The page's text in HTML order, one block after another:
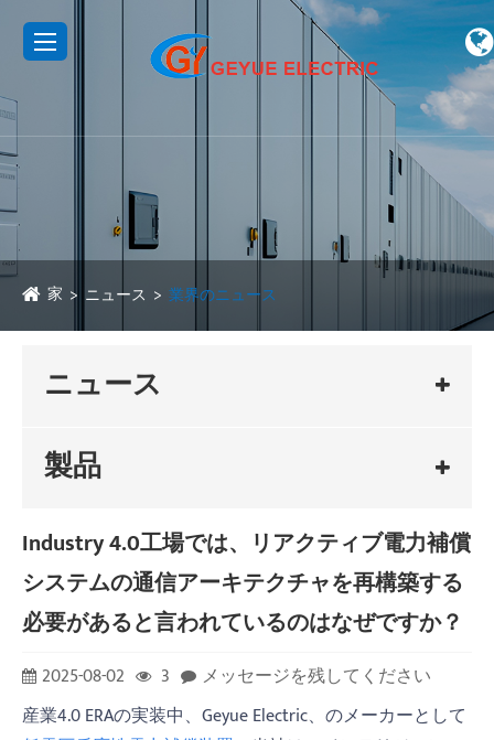
家 ニュース 業界のニュース
ニュース
製品
Industry 4.0工場では、リアクティブ電力補償
システムの通信アーキテクチャを再構築する
必要があると言われているのはなぜですか？
2025-08-02 3
メッセージを残してください
産業4.0 ERAの実装中、Geyue Electric、のメーカーとして